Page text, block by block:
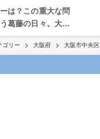
は？この重大な問
葛藤の日々。大
を中心とした食べ
を綴る。
ゴリー 大阪府 大阪市中央区